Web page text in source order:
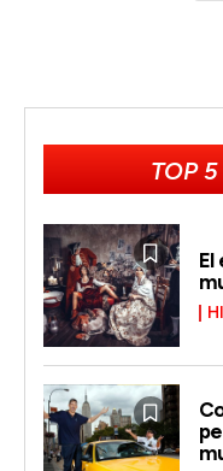
TOP
El